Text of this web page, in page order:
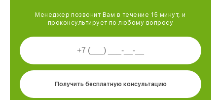
Менеджер позвонит Вам в течение 15 минут, и
проконсультирует по любому вопросу
Получить бесплатную консультацию